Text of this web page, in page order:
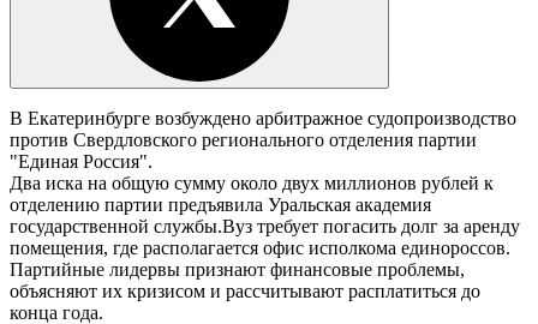
В Екатеринбурге возбуждено арбитражное судопроизводство
против Свердловского регионального отделения партии
"Единая Россия".
Два иска на общую сумму около двух миллионов рублей к
отделению партии предъявила Уральская академия
государственной службы.Вуз требует погасить долг за аренду
помещения, где располагается офис исполкома единороссов.
Партийные лидервы признают финансовые проблемы,
объясняют их кризисом и рассчитывают расплатиться до
конца года.